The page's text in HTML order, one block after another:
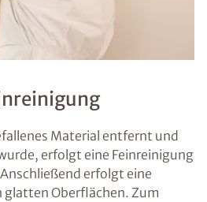
Material entfernt und
erfolgt eine Feinreinigung
erfolgt eine
Oberflächen. Zum